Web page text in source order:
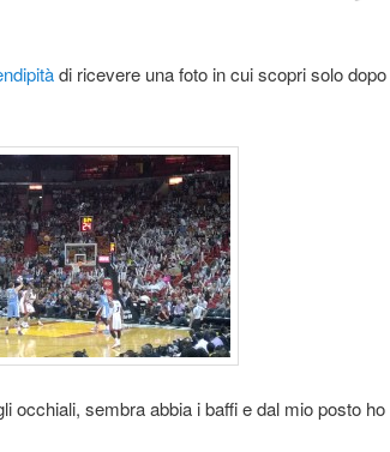
di ricevere una foto in cui scopri solo dopo
occhiali, sembra abbia i baffi e dal mio posto ho